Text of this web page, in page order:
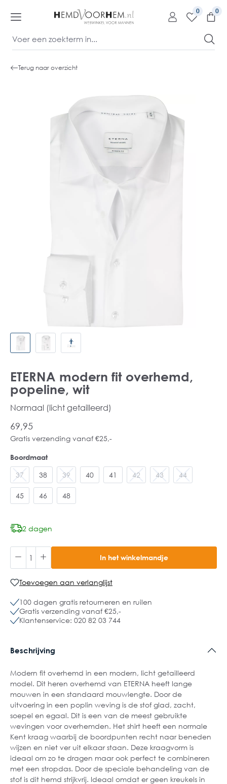
0
Terug naar overzicht
ETERNA modern fit overhemd,
popeline, wit
Normaal (licht getailleerd)
69,95
Gratis verzending vanaf €25,-
Boordmaat
37 38 39 40 41 42 43 44
45 46 48
2 dagen
In het winkelmandje
Toevoegen aan verlanglijst
100 dagen gratis retourneren en ruilen
Gratis verzending vanaf €25,-
Klantenservice: 020 82 03 744
Beschrijving
Modern fit overhemd in een modern, licht getailleerd
model. Dit heren overhemd van ETERNA heeft lange
mouwen in een standaard mouwlengte. Door de
uitvoering in een poplin weving is de stof glad, zacht,
soepel en egaal. Dit is een van de meest gebruikte
wevingen voor overhemden. Het shirt heeft een normale
Kent kraag waarbij de boordpunten recht naar beneden
wijzen en niet ver uit elkaar staan. Deze kraagvorm is
ideaal om zo te dragen maar ook perfect te combineren
met een stropdas. Door de speciale behandeling van de
stof is dit hemd strijkvrij. Ideaal omdat er geen kreukels in